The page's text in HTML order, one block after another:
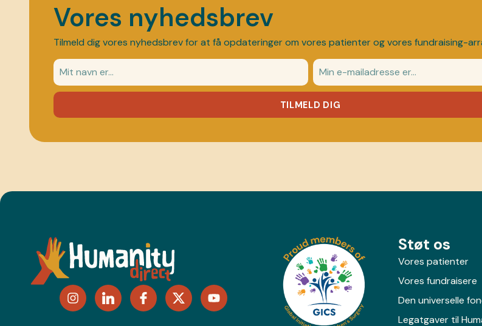
Vores nyhedsbrev
Tilmeld dig vores nyhedsbrev for at få opdateringer om vores patienter og vores fundraising-
TILMELD DIG
Støt os
Vores patienter
Vores fundraisere
Den universelle
Legatgaver til